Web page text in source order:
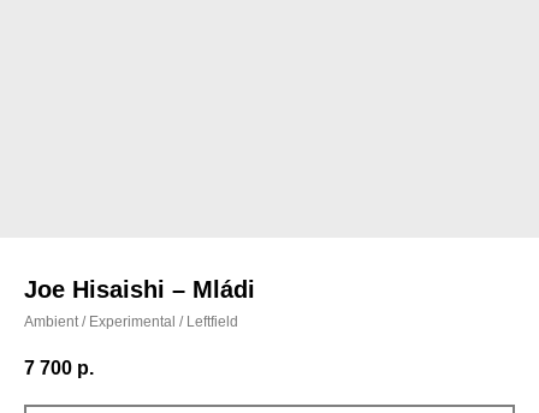
Joe Hisaishi – Mládi
Ambient / Experimental / Leftfield
7 700 р.